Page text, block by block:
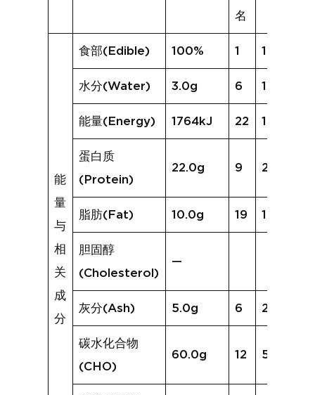
名
能
量
与
相
关
成
分
食部(Edible) 100% 1 100%
水分(Water) 3.0g 6 1.7g
能量(Energy) 1764kJ 22 1944kJ
蛋白质
(Protein)
22.0g 9 20.9g
脂肪(Fat) 10.0g 19 16.1g
胆固醇
(Cholesterol)
—
灰分(Ash) 5.0g 6 2.8g
碳水化合物
(CHO)
60.0g 12 58.5g